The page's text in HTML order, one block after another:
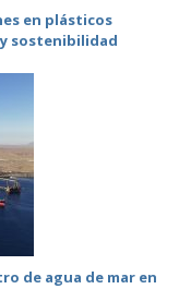
en plásticos
sostenibilidad
de agua de mar en